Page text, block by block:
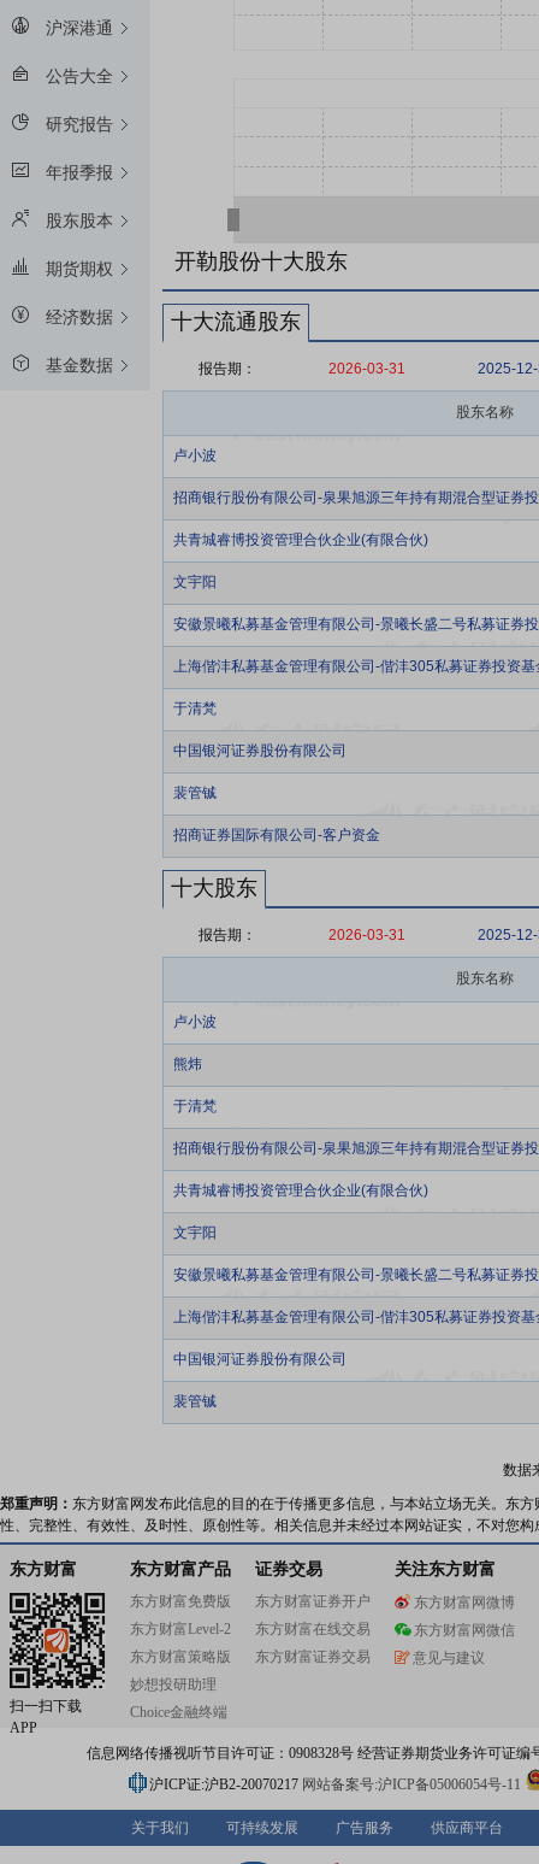
沪深港通
公告大全
研究报告
年报季报
股东股本
期货期权
经济数据
基金数据
开勒股份十大股东
十大流通股东
报告期： 2026-03-31 2025-
股东名称
卢小波
招商银行股份有限公司-泉果旭源三年持有期混合型证券
共青城睿博投资管理合伙企业(有限合伙)
文宇阳
安徽景曦私募基金管理有限公司-景曦长盛二号私募证券
上海偕沣私募基金管理有限公司-偕沣305私募证券投资基
于清梵
中国银河证券股份有限公司
裴管铖
招商证券国际有限公司-客户资金
十大股东
报告期： 2026-03-31 2025-
股东名称
卢小波
熊炜
于清梵
招商银行股份有限公司-泉果旭源三年持有期混合型证券
共青城睿博投资管理合伙企业(有限合伙)
文宇阳
安徽景曦私募基金管理有限公司-景曦长盛二号私募证券
上海偕沣私募基金管理有限公司-偕沣305私募证券投资基
中国银河证券股份有限公司
裴管铖
数据
郑重声明： 东方财富网发布此信息的目的在于传播更多信息，与本站立场无关。东
性、完整性、有效性、及时性、原创性等。相关信息并未经过本网站证实，不对您
东方财富
扫一扫下载
APP
东方财富产品
东方财富免费版
东方财富Level-2
东方财富策略版
妙想投研助理
Choice金融终端
证券交易
东方财富证券开户
东方财富在线交易
东方财富证券交易
关注东方财富
东方财富网微博
东方财富网微信
意见与建议
信息网络传播视听节目许可证：0908328号 经营证券期货业务许可证编
沪ICP证:沪B2-20070217 网站备案号:沪ICP备05006054号-11
关于我们 可持续发展 广告服务 供应商平台